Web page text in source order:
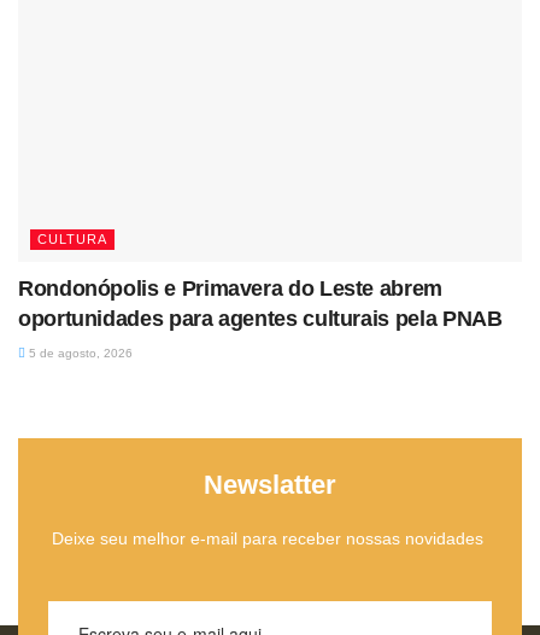
CULTURA
Rondonópolis e Primavera do Leste abrem
oportunidades para agentes culturais pela PNAB
5 de agosto, 2026
Newslatter
Deixe seu melhor e-mail para receber nossas novidades